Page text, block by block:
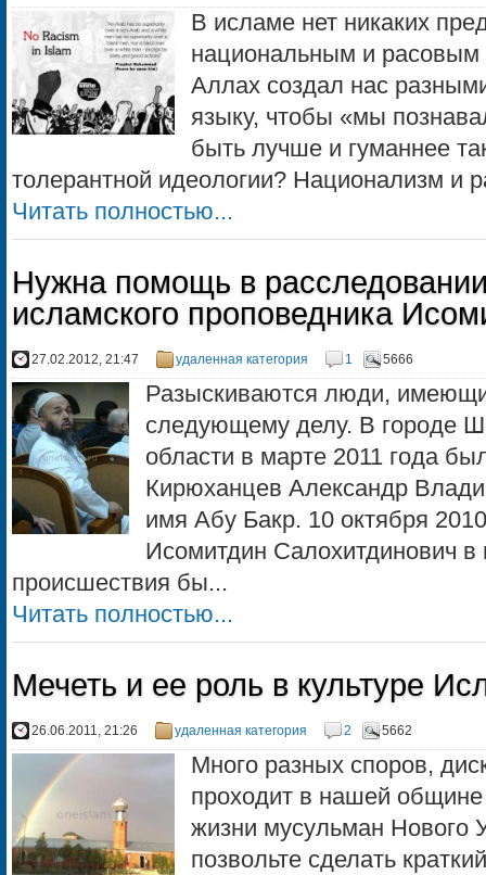
В исламе нет никаких
национальным и
Аллах создал нас
языку, чтобы «мы
быть лучше и гуманнее
толерантной идеологии? Национализм и
Читать полностью...
Нужна помощь в
исламского проповедника
27.02.2012, 21:47 удаленная категория 1 5666
Разыскиваются люди,
следующему делу. В городе
области в марте 2011 года
Кирюханцев Александр
имя Абу Бакр. 10 октября
Исомитдин Салохитдинович
происшествия бы...
Читать полностью...
Мечеть и ее роль в культуре
26.06.2011, 21:26 удаленная категория 2 5662
Много разных споров,
проходит в нашей
жизни мусульман Нового
позвольте сделать